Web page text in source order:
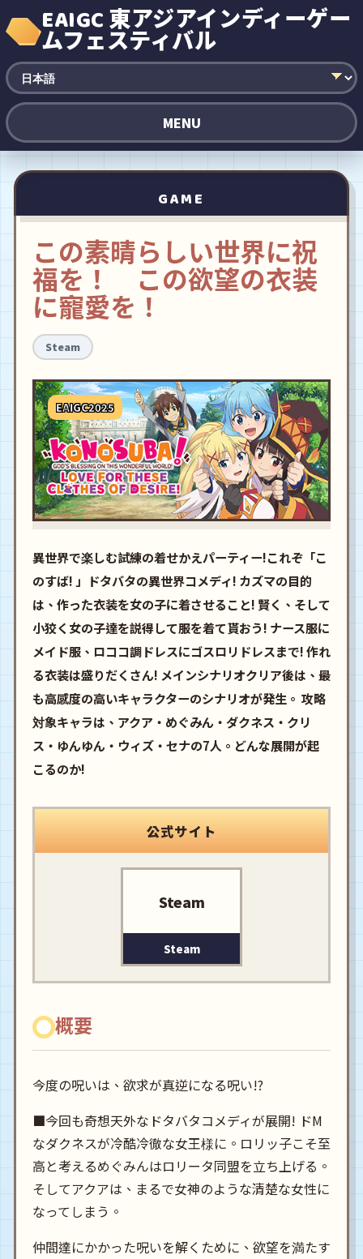
EAIGC 東アジアインディーゲー
ムフェスティバル
MENU
GAME
この素晴らしい世界に祝
福を！ この欲望の衣装
に寵愛を！
Steam
EAIGC2025
異世界で楽しむ試練の着せかえパーティー!これぞ「こ
のすば! 」ドタバタの異世界コメディ! カズマの目的
は、作った衣装を女の子に着させること! 賢く、そして
小狡く女の子達を説得して服を着て貰おう! ナース服に
メイド服、ロココ調ドレスにゴスロリドレスまで! 作れ
る衣装は盛りだくさん! メインシナリオクリア後は、最
も高感度の高いキャラクターのシナリオが発生。 攻略
対象キャラは、アクア・めぐみん・ダクネス・クリ
ス・ゆんゆん・ウィズ・セナの7人。どんな展開が起
こるのか!
公式サイト
Steam
Steam
概要
今度の呪いは、欲求が真逆になる呪い!?
■今回も奇想天外なドタバタコメディが展開! ドM
なダクネスが冷酷冷徹な女王様に。ロリッ子こそ至
高と考えるめぐみんはロリータ同盟を立ち上げる。
そしてアクアは、まるで女神のような清楚な女性に
仲間達にかかった呪いを解くために、欲望を満たす